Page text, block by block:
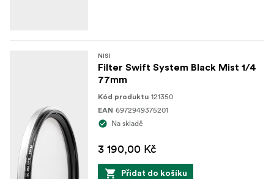
NISI
Filter Swift System Black Mist 1/4
77mm
Kód produktu 121350
EAN 6972949375201
Na skladě
3 190,00 Kč
Přidat do košíku